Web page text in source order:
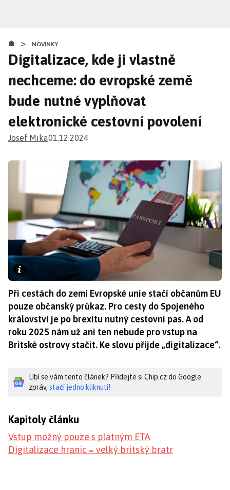
obsahu
> NOVINKY
Digitalizace, kde ji vlastně
nechceme: do evropské země
bude nutné vyplňovat
elektronické cestovní povolení
Josef Mika01.12.2024
Při cestách do zemí Evropské unie stačí občanům EU
pouze občanský průkaz. Pro cesty do Spojeného
království je po brexitu nutný cestovní pas. A od
roku 2025 nám už ani ten nebude pro vstup na
Britské ostrovy stačit. Ke slovu přijde „digitalizace“.
Líbí se vám tento článek? Přidejte si Chip.cz do Google
zpráv, stačí jedno kliknutí!
Kapitoly článku
Vstup možný pouze s platným ETA
Digitalizace hranic = velký britský bratr